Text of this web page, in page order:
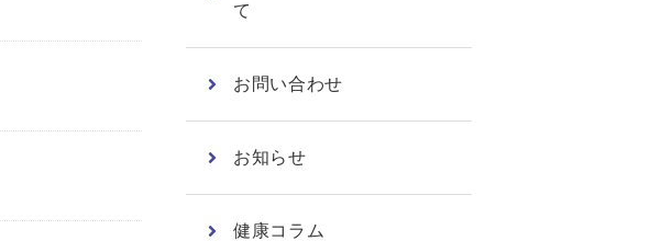
て
お問い合わせ
お知らせ
健康コラム